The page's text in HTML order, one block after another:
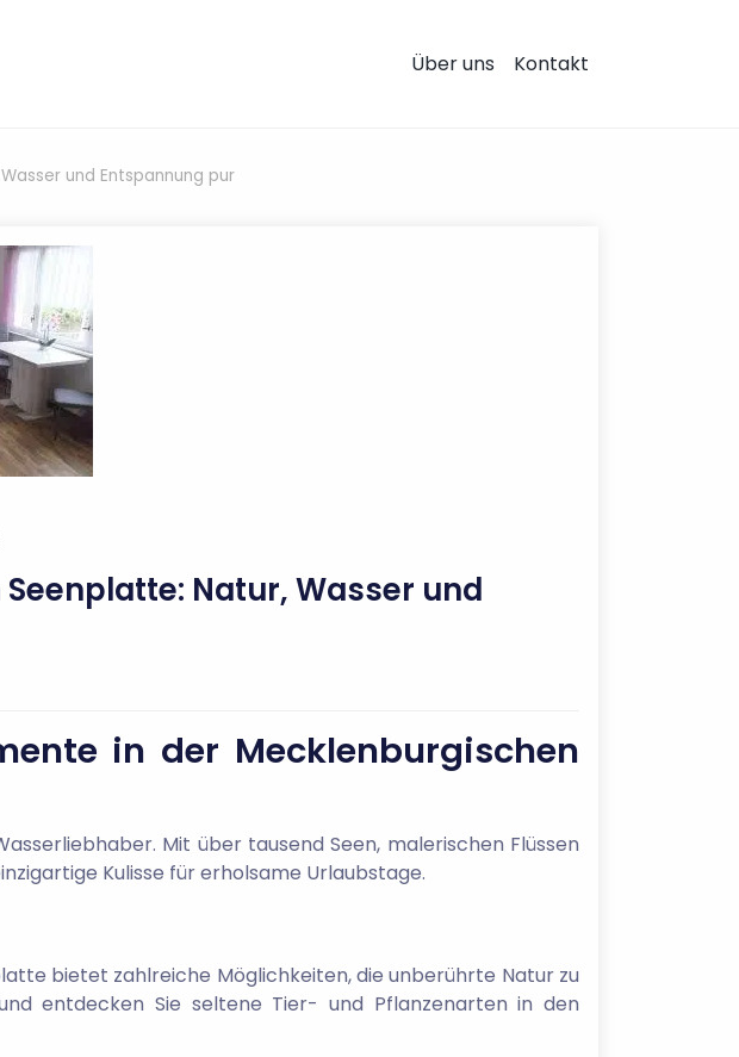
Über uns
Kontakt
und Entspannung pur
Natur, Wasser und
in der Mecklenburgischen
Mit über tausend Seen, malerischen Flüssen
Kulisse für erholsame Urlaubstage.
bietet zahlreiche Möglichkeiten, die unberührte Natur zu
entdecken Sie seltene Tier- und Pflanzenarten in den